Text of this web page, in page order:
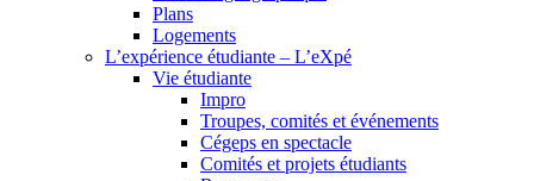
Plans
Logements
L’expérience étudiante – L’eXpé
Vie étudiante
Impro
Troupes, comités et événements
Cégeps en spectacle
Comités et projets étudiants